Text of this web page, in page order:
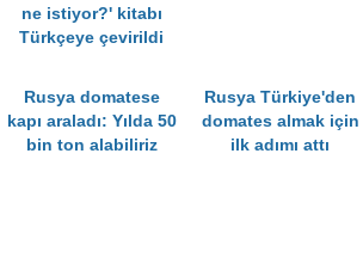
ne istiyor?' kitabı
Türkçeye çevirildi
Rusya domatese
kapı araladı: Yılda 50
bin ton alabiliriz
Rusya Türkiye'den
domates almak için
ilk adımı attı